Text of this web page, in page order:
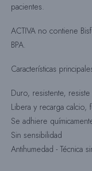
pacientes.
ACTIVA no contiene
BPA.
Características
Duro, resistente,
Libera y recarga calcio,
Se adhiere
Sin sensibilidad
Antihumedad - Técnica